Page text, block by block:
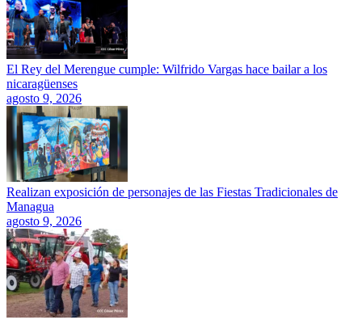
El Rey del Merengue cumple: Wilfrido Vargas hace bailar a los
nicaragüenses
agosto 9, 2026
Realizan exposición de personajes de las Fiestas Tradicionales de
Managua
agosto 9, 2026